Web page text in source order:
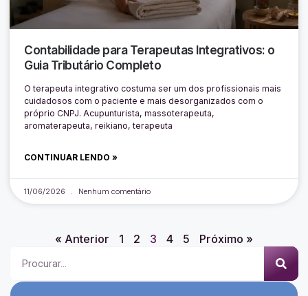
Contabilidade para Terapeutas Integrativos: o
Guia Tributário Completo
O terapeuta integrativo costuma ser um dos profissionais mais
cuidadosos com o paciente e mais desorganizados com o
próprio CNPJ. Acupunturista, massoterapeuta,
aromaterapeuta, reikiano, terapeuta
CONTINUAR LENDO »
11/06/2026 Nenhum comentário
« Anterior 1 2 3 4 5 Próximo »